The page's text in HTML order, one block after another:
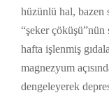
hüzünlü hal,
“şeker
hafta işlenmiş
magnezyum
dengeleyerek